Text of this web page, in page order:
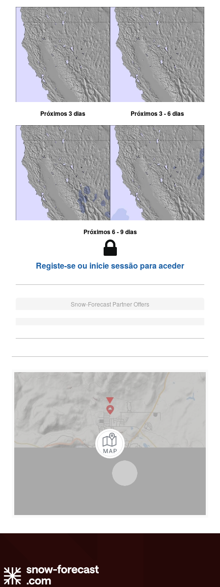
Próximos 3 dias Próximos 3 - 6 dias
Próximos 6 - 9 dias
Registe-se ou inicie sessão para aceder
Snow-Forecast Partner Offers